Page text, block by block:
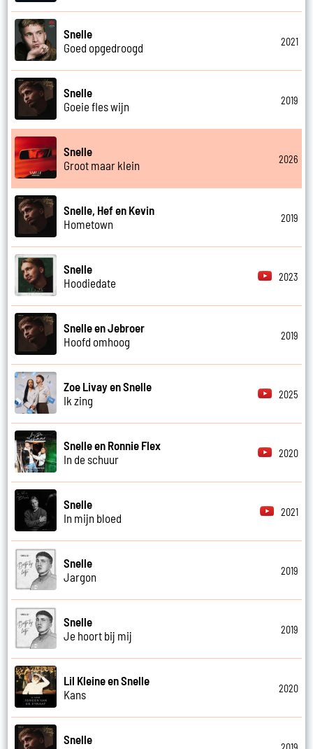
Snelle
Goed opgedroogd
2021
Snelle
Goeie fles wijn
2019
Snelle
Groot maar klein
2026
Snelle, Hef en Kevin
Hometown
2019
Snelle
Hoodiedate
2023
Snelle en Jebroer
Hoofd omhoog
2019
Zoe Livay en Snelle
Ik zing
2025
Snelle en Ronnie Flex
In de schuur
2020
Snelle
In mijn bloed
2021
Snelle
Jargon
2019
Snelle
Je hoort bij mij
2019
Lil Kleine en Snelle
Kans
2020
Snelle